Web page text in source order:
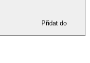
Přidat do